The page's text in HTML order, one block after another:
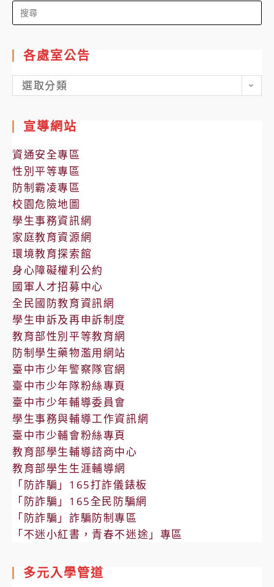
Search
for:
各處室公告
各
處
公
告
選取分類
宣導網站
資通安全專區
性別平等專區
防制霸凌專區
校園危險地圖
學生事務資訊網
家庭教育資源網
環境教育探索館
身心障礙權利公約
國軍人才招募中心
全民國防教育資訊網
學生申訴及再申訴制度
教育部性別平等教育網
防制學生藥物濫用網站
臺中市少年警察隊官網
臺中市少年隊粉絲專頁
臺中市少年輔導委員會
學生事務與輔導工作資訊網
臺中市少輔會粉絲專頁
教育部學生輔導諮商中心
教育部學生生涯輔導網
「防詐騙」165打詐儀錶板
「防詐騙」165全民防騙網
「防詐騙」詐騙防制專區
「不迷小紅書，青春不迷途」專區
多元入學管道